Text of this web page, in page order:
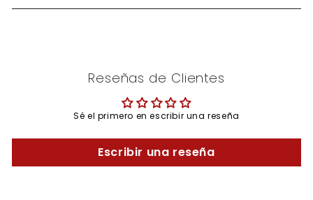
Reseñas de Clientes
Sé el primero en escribir una reseña
Escribir una reseña